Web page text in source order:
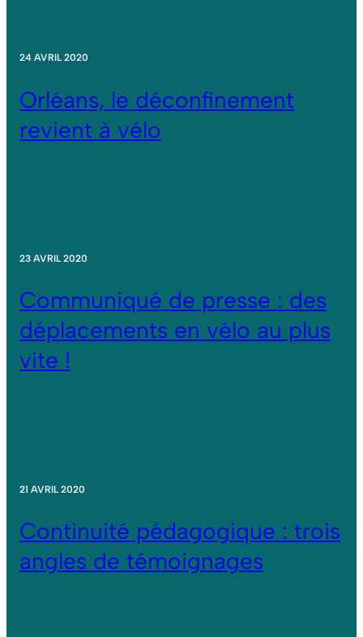
24 AVRIL 2020
Orléans, le déconfinement
revient à vélo
23 AVRIL 2020
Communiqué de presse : des
déplacements en vélo au plus
vite !
21 AVRIL 2020
Continuité pédagogique : trois
angles de témoignages